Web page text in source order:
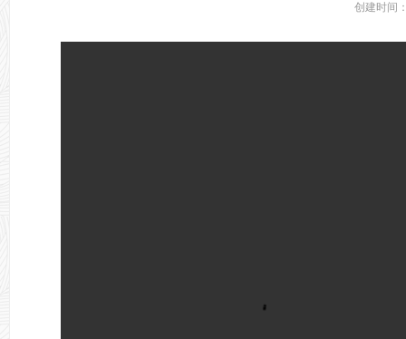
创建时间